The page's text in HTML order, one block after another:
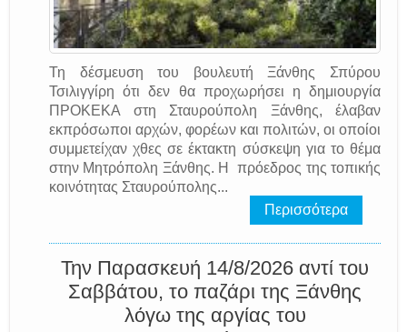
Τη δέσμευση του βουλευτή Ξάνθης Σπύρου
Τσιλιγγίρη ότι δεν θα προχωρήσει η δημιουργία
ΠΡΟΚΕΚΑ στη Σταυρούπολη Ξάνθης, έλαβαν
εκπρόσωποι αρχών, φορέων και πολιτών, οι οποίοι
συμμετείχαν χθες σε έκτακτη σύσκεψη για το θέμα
στην Μητρόπολη Ξάνθης. Η πρόεδρος της τοπικής
κοινότητας Σταυρούπολης...
Περισσότερα
Την Παρασκευή 14/8/2026 αντί του
Σαββάτου, το παζάρι της Ξάνθης
λόγω της αργίας του